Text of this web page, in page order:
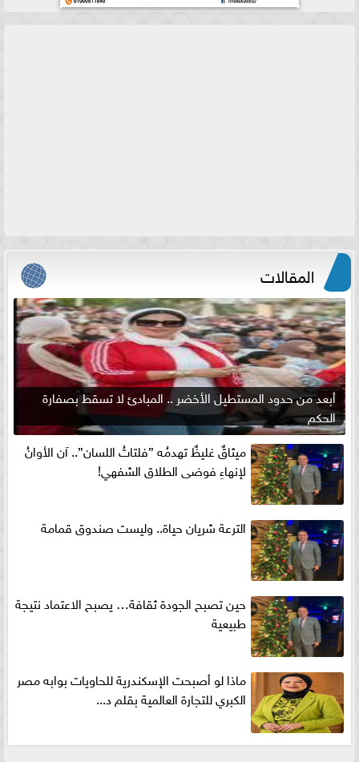
المقالات
أبعد من حدود المستطيل الأخضر .. المبادئ لا تسقط بصفارة
الحكم
ميثاقٌ غليظٌ تهدمُه ”فلتاتُ اللسان”.. آن الأوانُ
لإنهاءِ فوضى الطلاق الشفهي!
الترعة شريان حياة.. وليست صندوق قمامة
حين تصبح الجودة ثقافة… يصبح الاعتماد نتيجة
طبيعية
ماذا لو أصبحت الإسكندرية للحاويات بوابه مصر
الكبري للتجارة العالمية بقلم د...